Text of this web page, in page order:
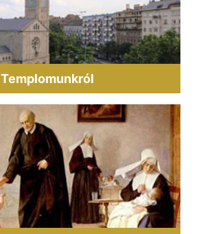
Templomunkról